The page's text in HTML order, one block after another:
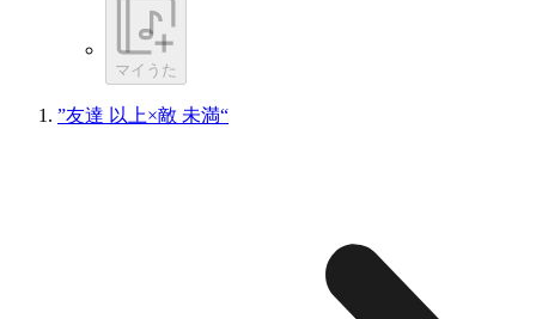
マイうた
”友達 以上×敵 未満“